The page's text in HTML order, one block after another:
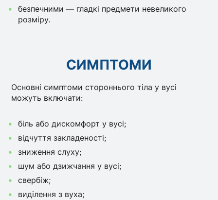
безпечними — гладкі предмети невеликого
розміру.
СИМПТОМИ
Основні симптоми стороннього тіла у вусі
можуть включати:
біль або дискомфорт у вусі;
відчуття закладеності;
зниження слуху;
шум або дзижчання у вусі;
свербіж;
виділення з вуха;